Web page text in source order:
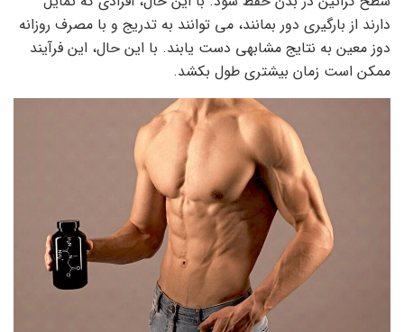
دارند از بارگیری دور بمانند، می توانند به تدریج و با مصرف روزانه
دوز معین به نتایج مشابهی دست یابند. با این حال، این فرآیند
ممکن است زمان بیشتری طول بکشد.